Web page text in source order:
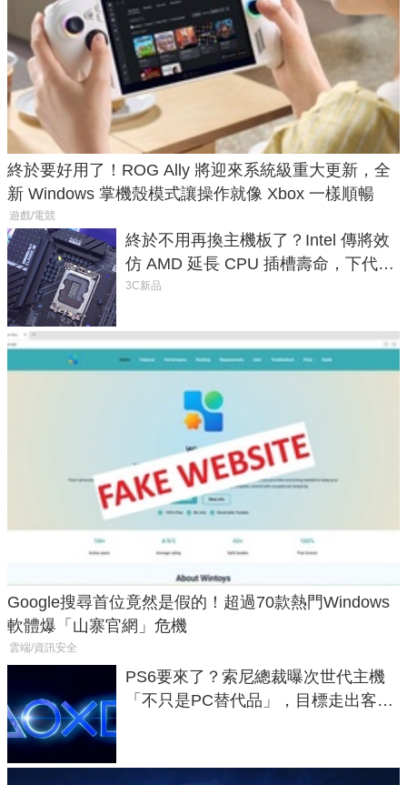
終於要好用了！ROG Ally 將迎來系統級重大更新，全
新 Windows 掌機殼模式讓操作就像 Xbox 一樣順暢
遊戲/電競
終於不用再換主機板了？Intel 傳將效
仿 AMD 延長 CPU 插槽壽命，下代
LGA 1954 至少能戰三代
3C新品
Google搜尋首位竟然是假的！超過70款熱門Windows
軟體爆「山寨官網」危機
雲端/資訊安全
PS6要來了？索尼總裁曝次世代主機
「不只是PC替代品」，目標走出客